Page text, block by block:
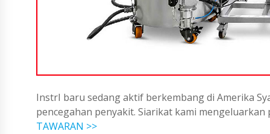
InstrI baru sedang aktif berkembang di Amerika
pencegahan penyakit. Siarikat kami
TAWARAN >>